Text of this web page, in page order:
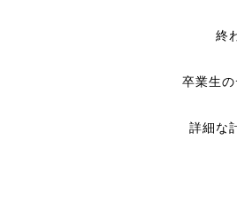
終
卒業生
詳細な